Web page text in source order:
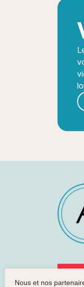
Nous et nos